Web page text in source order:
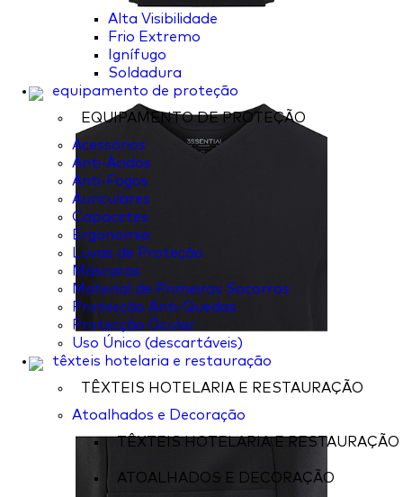
Alta Visibilidade
Frio Extremo
Ignífugo
Soldadura
equipamento de proteção
EQUIPAMENTO DE PROTEÇÃO
Acessórios
Anti-Ácidos
Anti-Fogos
Auriculares
Capacetes
Ergonomia
Luvas de Proteção
Máscaras
Material de Primeiros Socorros
Protecção Anti-Quedas
Protecção Ócular
Uso Único (descartáveis)
têxteis hotelaria e restauração
TÊXTEIS HOTELARIA E RESTAURAÇÃO
Atoalhados e Decoração
TÊXTEIS HOTELARIA E RESTAURAÇÃO
ATOALHADOS E DECORAÇÃO